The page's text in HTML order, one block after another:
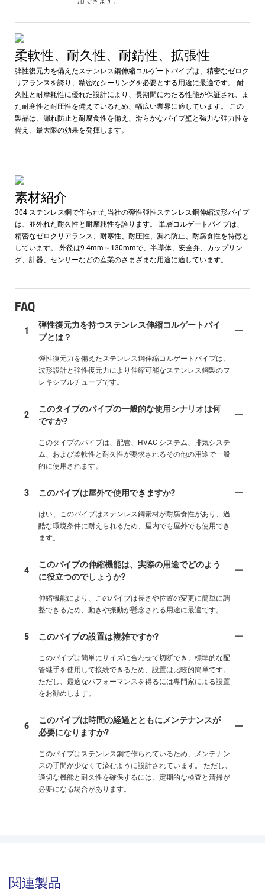
柔軟性、耐久性、耐錆性、拡張性
弾性復元力を備えたステンレス鋼伸縮コルゲートパイプは、精密なゼロク
リアランスを誇り、精密なシーリングを必要とする用途に最適です。 耐
久性と耐摩耗性に優れた設計により、長期間にわたる性能が保証され、ま
た耐寒性と耐圧性を備えているため、幅広い業界に適しています。 この
製品は、漏れ防止と耐腐食性を備え、滑らかなパイプ壁と強力な弾力性を
備え、最大限の効果を発揮します。
素材紹介
304 ステンレス鋼で作られた当社の弾性弾性ステンレス鋼伸縮波形パイプ
は、並外れた耐久性と耐摩耗性を誇ります。 単層コルゲートパイプは、
精密なゼロクリアランス、耐寒性、耐圧性、漏れ防止、耐腐食性を特徴と
しています。 外径は9.4mm～130mmで、半導体、安全弁、カップリン
グ、計器、センサーなどの産業のさまざまな用途に適しています。
FAQ
1
弾性復元力を持つステンレス伸縮コルゲートパイ
プとは？
弾性復元力を備えたステンレス鋼伸縮コルゲートパイプは、
波形設計と弾性復元力により伸縮可能なステンレス鋼製のフ
レキシブルチューブです。
2
このタイプのパイプの一般的な使用シナリオは何
ですか?
このタイプのパイプは、配管、HVAC システム、排気システ
ム、および柔軟性と耐久性が要求されるその他の用途で一般
的に使用されます。
3 このパイプは屋外で使用できますか?
はい、このパイプはステンレス鋼素材が耐腐食性があり、過
酷な環境条件に耐えられるため、屋内でも屋外でも使用でき
ます。
4
このパイプの伸縮機能は、実際の用途でどのよう
に役立つのでしょうか?
伸縮機能により、このパイプは長さや位置の変更に簡単に調
整できるため、動きや振動が懸念される用途に最適です。
5 このパイプの設置は複雑ですか?
このパイプは簡単にサイズに合わせて切断でき、標準的な配
管継手を使用して接続できるため、設置は比較的簡単です。
ただし、最適なパフォーマンスを得るには専門家による設置
をお勧めします。
6
このパイプは時間の経過とともにメンテナンスが
必要になりますか?
このパイプはステンレス鋼で作られているため、メンテナン
スの手間が少なくて済むように設計されています。 ただし、
適切な機能と耐久性を確保するには、定期的な検査と清掃が
必要になる場合があります。
関連製品